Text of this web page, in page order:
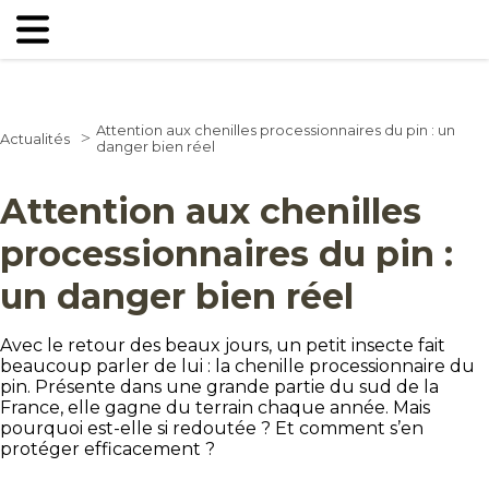
Actualités > Attention aux chenilles processionnaires du pin : un
danger bien réel
Attention aux chenilles
processionnaires du pin :
un danger bien réel
Avec le retour des beaux jours, un petit insecte fait
beaucoup parler de lui : la chenille processionnaire du
pin. Présente dans une grande partie du sud de la
France, elle gagne du terrain chaque année. Mais
pourquoi est-elle si redoutée ? Et comment s’en
protéger efficacement ?